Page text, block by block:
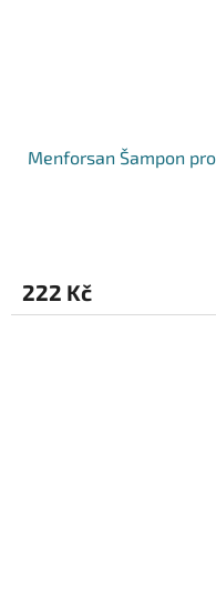
Menforsan Šampon
222 Kč